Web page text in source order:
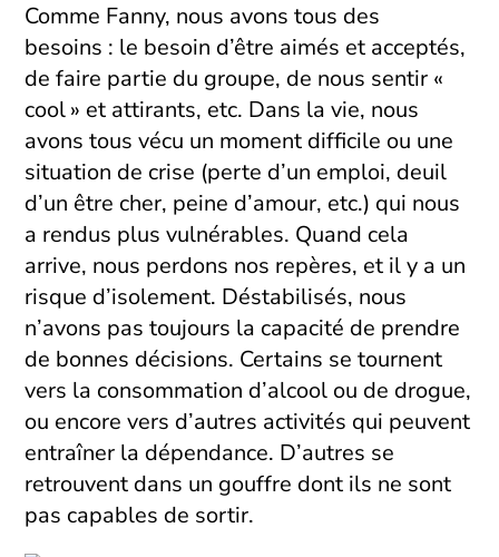
Comme Fanny, nous avons tous des
besoins : le besoin d’être aimés et acceptés,
de faire partie du groupe, de nous sentir «
cool » et attirants, etc. Dans la vie, nous
avons tous vécu un moment difficile ou une
situation de crise (perte d’un emploi, deuil
d’un être cher, peine d’amour, etc.) qui nous
a rendus plus vulnérables. Quand cela
arrive, nous perdons nos repères, et il y a un
risque d’isolement. Déstabilisés, nous
n’avons pas toujours la capacité de prendre
de bonnes décisions. Certains se tournent
vers la consommation d’alcool ou de drogue,
ou encore vers d’autres activités qui peuvent
entraîner la dépendance. D’autres se
retrouvent dans un gouffre dont ils ne sont
pas capables de sortir.